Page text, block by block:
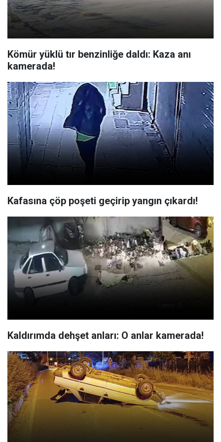
Kömür yüklü tır benzinliğe daldı: Kaza anı
kamerada!
Kafasına çöp poşeti geçirip yangın çıkardı!
Kaldırımda dehşet anları: O anlar kamerada!